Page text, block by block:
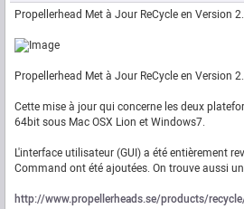
Propellerhead Met à Jour ReCycle en Version
Propellerhead Met à Jour ReCycle en Version
Cette mise à jour qui concerne les deux
64bit sous Mac OSX Lion et Windows7.
L'interface utilisateur (GUI) a été entièrement
Command ont été ajoutées. On trouve aussi
http://www.propellerheads.se/products/